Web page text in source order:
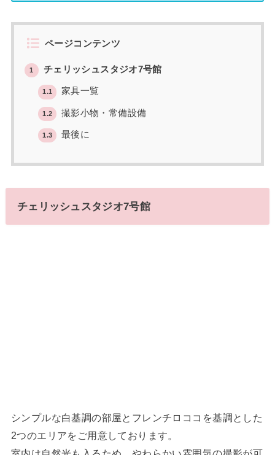
ページコンテンツ
1 チェリッシュスタジオ7号館
1.1 家具一覧
1.2 撮影小物・常備設備
1.3 最後に
チェリッシュスタジオ7号館
シンプルな白基調の部屋とフレンチロココを基調とした
2つのエリアをご用意しております。